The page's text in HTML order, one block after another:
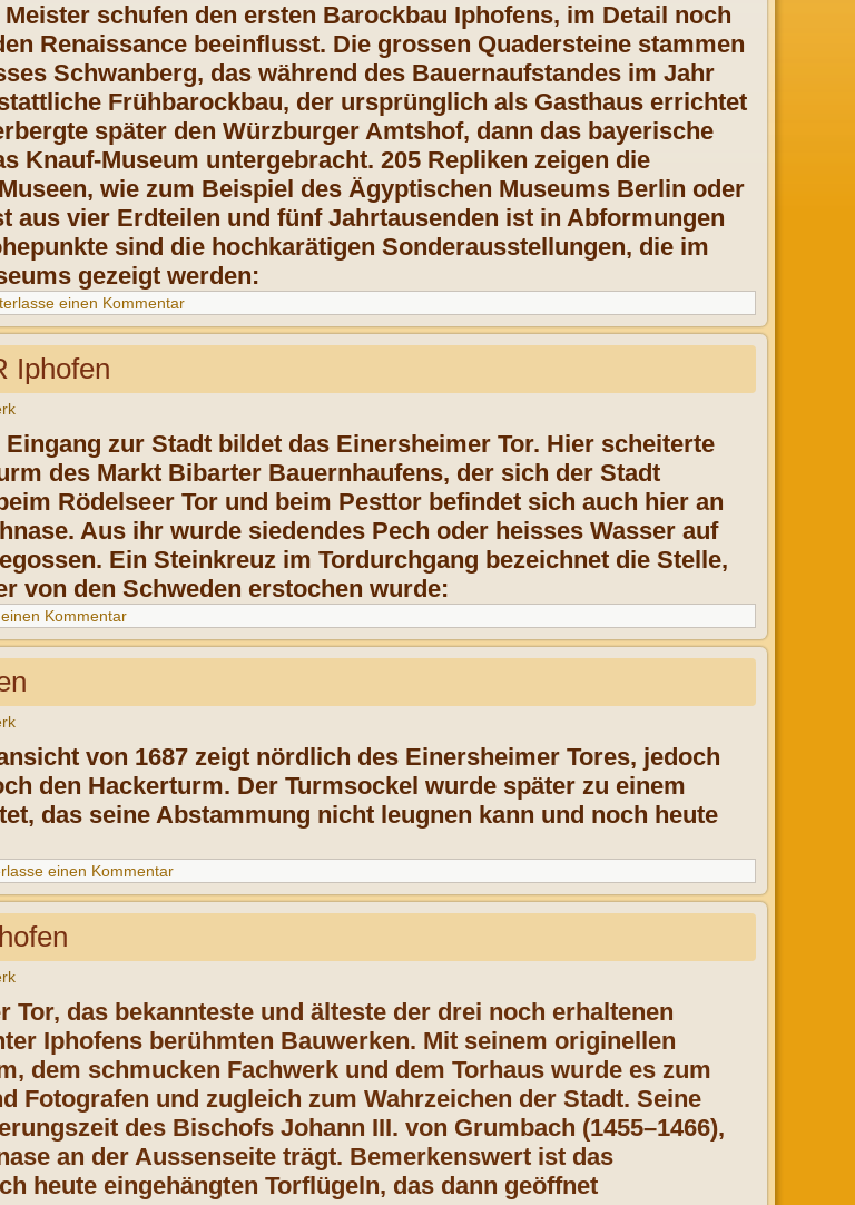
schufen den ersten Barockbau Iphofens, im Detail noch
Renaissance beeinflusst. Die grossen Quadersteine stammen
Schwanberg, das während des Bauernaufstandes im Jahr
Frühbarockbau, der ursprünglich als Gasthaus errichtet
später den Würzburger Amtshof, dann das bayerische
Knauf-Museum untergebracht. 205 Repliken zeigen die
wie zum Beispiel des Ägyptischen Museums Berlin oder
aus vier Erdteilen und fünf Jahrtausenden ist in Abformungen
sind die hochkarätigen Sonderausstellungen, die im
gezeigt werden:
einen Kommentar
Iphofen
zur Stadt bildet das Einersheimer Tor. Hier scheiterte
des Markt Bibarter Bauernhaufens, der sich der Stadt
Rödelseer Tor und beim Pesttor befindet sich auch hier an
. Aus ihr wurde siedendes Pech oder heisses Wasser auf
Ein Steinkreuz im Tordurchgang bezeichnet die Stelle,
von den Schweden erstochen wurde:
Kommentar
von 1687 zeigt nördlich des Einersheimer Tores, jedoch
den Hackerturm. Der Turmsockel wurde später zu einem
das seine Abstammung nicht leugnen kann und noch heute
einen Kommentar
Tor, das bekannteste und älteste der drei noch erhaltenen
Iphofens berühmten Bauwerken. Mit seinem originellen
dem schmucken Fachwerk und dem Torhaus wurde es zum
Fotografen und zugleich zum Wahrzeichen der Stadt. Seine
des Bischofs Johann III. von Grumbach (1455–1466),
an der Aussenseite trägt. Bemerkenswert ist das
heute eingehängten Torflügeln, das dann geöffnet